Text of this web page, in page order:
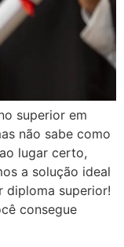
superior em
não sabe como
lugar certo,
a solução ideal
diploma superior!
consegue